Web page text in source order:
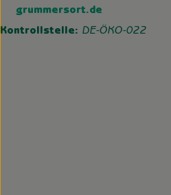
grummersort.de
Kontrollstelle: DE-ÖKO-022